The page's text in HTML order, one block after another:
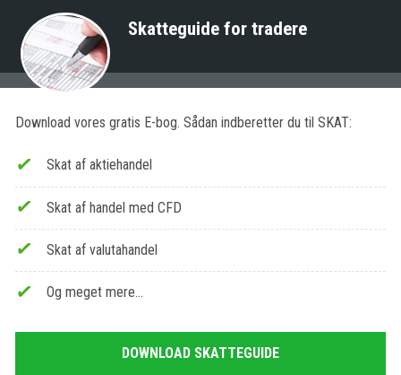
Skatteguide for tradere
Download vores gratis E-bog. Sådan indberetter du til SKAT:
Skat af aktiehandel
Skat af handel med CFD
Skat af valutahandel
Og meget mere…
DOWNLOAD SKATTEGUIDE